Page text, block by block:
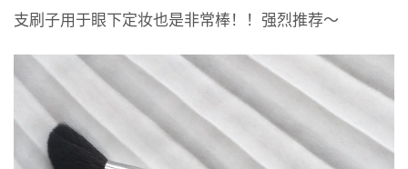
支刷子用于眼下定妆也是非常棒！！强烈推荐～